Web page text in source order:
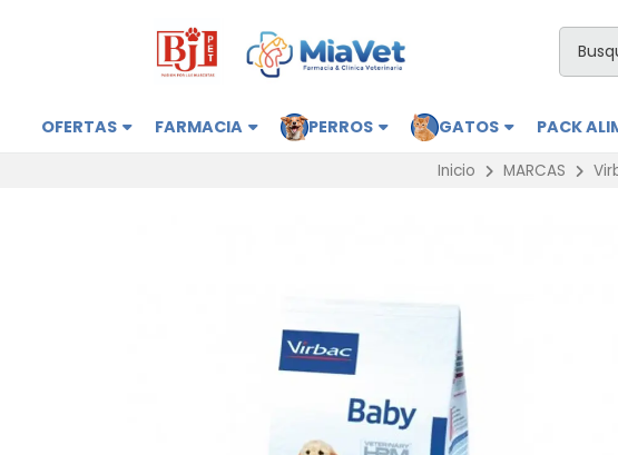
OFERTAS FARMACIA PERROS GATOS PACK
Inicio MARCAS